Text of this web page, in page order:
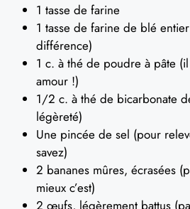
1 tasse de farine
1 tasse de farine de blé
différence)
1 c. à thé de poudre à pâte
amour !)
1/2 c. à thé de bicarbonate
légèreté)
Une pincée de sel (pour
savez)
2 bananes mûres, écrasées
mieux c’est)
2 œufs, légèrement battus